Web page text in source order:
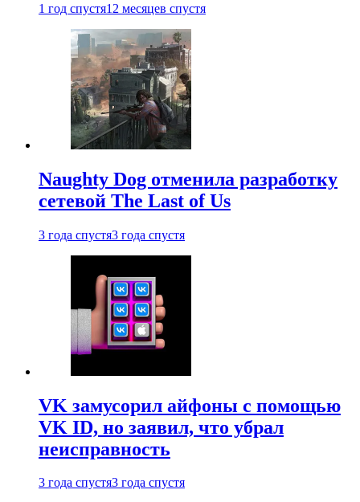
1 год спустя12 месяцев спустя
Naughty Dog отменила разработку
сетевой The Last of Us
3 года спустя3 года спустя
VK замусорил айфоны с помощью
VK ID, но заявил, что убрал
неисправность
3 года спустя3 года спустя